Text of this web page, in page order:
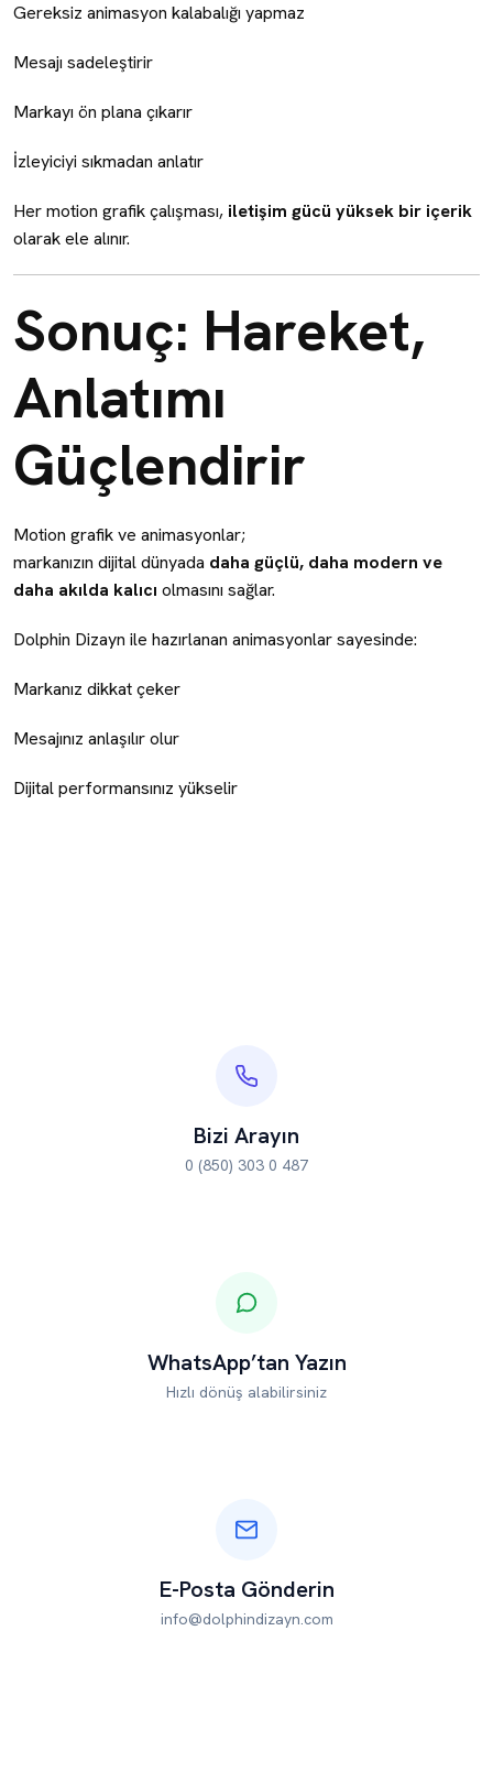
Gereksiz animasyon kalabalığı yapmaz
Mesajı sadeleştirir
Markayı ön plana çıkarır
İzleyiciyi sıkmadan anlatır
Her motion grafik çalışması, iletişim gücü yüksek bir içerik
olarak ele alınır.
Sonuç: Hareket,
Anlatımı
Güçlendirir
Motion grafik ve animasyonlar;
markanızın dijital dünyada daha güçlü, daha modern ve
daha akılda kalıcı olmasını sağlar.
Dolphin Dizayn ile hazırlanan animasyonlar sayesinde:
Markanız dikkat çeker
Mesajınız anlaşılır olur
Dijital performansınız yükselir
Bizi Arayın
0 (850) 303 0 487
WhatsApp’tan Yazın
Hızlı dönüş alabilirsiniz
E-Posta Gönderin
info@dolphindizayn.com